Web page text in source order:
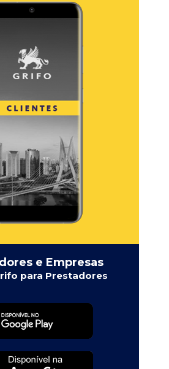
e Empresas
para Prestadores